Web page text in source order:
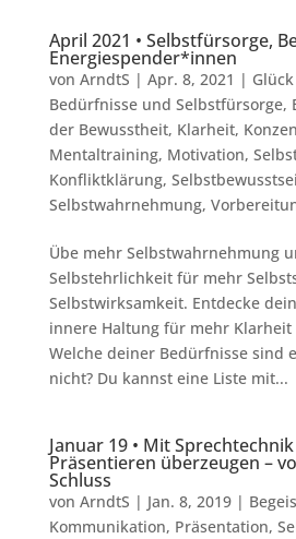
April 2021 • Selbstfürsorge,
Energiespender*innen
von ArndtS | Apr. 8, 2021 |
Bedürfnisse und Selbstfürsorge,
der Bewusstheit, Klarheit,
Mentaltraining, Motivation,
Konfliktklärung,
Selbstwahrnehmung,
Übe mehr Selbstwahrnehmung
Selbstehrlichkeit für mehr
Selbstwirksamkeit. Entdecke
innere Haltung für mehr
Welche deiner Bedürfnisse sind
nicht? Du kannst eine Liste mit...
Januar 19 • Mit
Präsentieren überzeugen –
Schluss
von ArndtS | Jan. 8, 2019|
Kommunikation, Präsentation,